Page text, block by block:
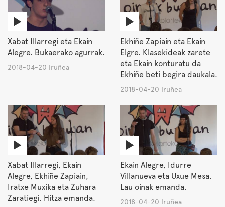
Xabat Illarregi eta Ekain
Alegre. Bukaerako agurrak.
2018-04-20 Iruñea
Ekhiñe Zapiain eta Ekain
Elgre. Klasekideak zarete
eta Ekain konturatu da
Ekhiñe beti begira daukala.
2018-04-20 Iruñea
Xabat Illarregi, Ekain
Alegre, Ekhiñe Zapiain,
Iratxe Muxika eta Zuhara
Zaratiegi. Hitza emanda.
Ekain Alegre, Idurre
Villanueva eta Uxue Mesa.
Lau oinak emanda.
2018-04-20 Iruñea